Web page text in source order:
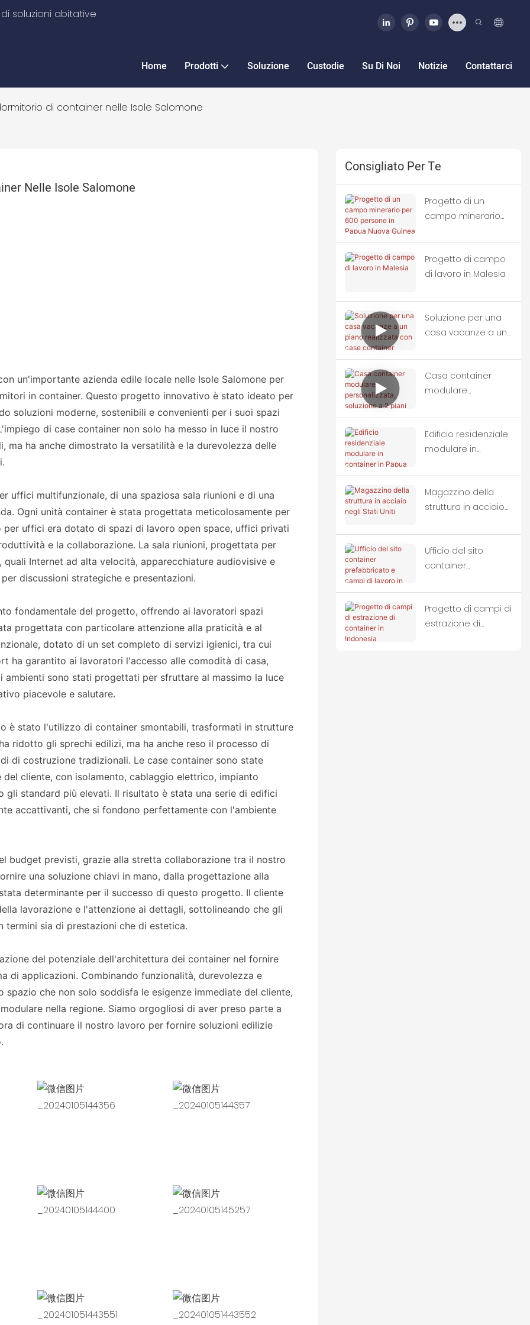
soluzioni abitative
Home Prodotti Soluzione Custodie Su Di Noi Notizie Contattarci
di container nelle Isole Salomone
Nelle Isole Salomone
un'importante azienda edile locale nelle Isole Salomone per
in container. Questo progetto innovativo è stato ideato per
soluzioni moderne, sostenibili e convenienti per i suoi spazi
di case container non solo ha messo in luce il nostro
ma ha anche dimostrato la versatilità e la durevolezza delle
uffici multifunzionale, di una spaziosa sala riunioni e di una
Ogni unità container è stata progettata meticolosamente per
uffici era dotato di spazi di lavoro open space, uffici privati
e la collaborazione. La sala riunioni, progettata per
Internet ad alta velocità, apparecchiature audiovisive e
discussioni strategiche e presentazioni.
fondamentale del progetto, offrendo ai lavoratori spazi
progettata con particolare attenzione alla praticità e al
dotato di un set completo di servizi igienici, tra cui
ha garantito ai lavoratori l'accesso alle comodità di casa,
sono stati progettati per sfruttare al massimo la luce
piacevole e salutare.
è stato l'utilizzo di container smontabili, trasformati in strutture
ridotto gli sprechi edilizi, ma ha anche reso il processo di
di costruzione tradizionali. Le case container sono state
cliente, con isolamento, cablaggio elettrico, impianto
standard più elevati. Il risultato è stata una serie di edifici
accattivanti, che si fondono perfettamente con l'ambiente
budget previsti, grazie alla stretta collaborazione tra il nostro
una soluzione chiavi in ​​mano, dalla progettazione alla
determinante per il successo di questo progetto. Il cliente
lavorazione e l'attenzione ai dettagli, sottolineando che gli
termini sia di prestazioni che di estetica.
del potenziale dell'architettura dei container nel fornire
di applicazioni. Combinando funzionalità, durevolezza e
che non solo soddisfa le esigenze immediate del cliente,
nella regione. Siamo orgogliosi di aver preso parte a
di continuare il nostro lavoro per fornire soluzioni edilizie
Consigliato Per Te
Progetto di un
campo minerario
Papua Nuova
Guinea
Progetto di campo
di lavoro in Malesia
Soluzione per una
casa vacanze a un
case container
modulari
Casa container
modulare
soluzione a 2 piani
Edificio residenziale
modulare in
Nuova Guinea
Magazzino della
struttura in acciaio
Ufficio del sito
container
campi di lavoro in
Indonesia
Progetto di campi di
estrazione di